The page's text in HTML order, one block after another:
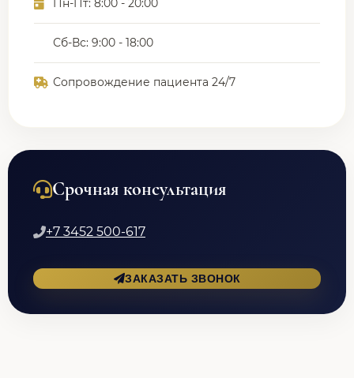
Пн-Пт: 8:00 - 20:00
Сб-Вс: 9:00 - 18:00
Сопровождение пациента 24/7
Срочная консультация
+7 3452 500-617
ЗАКАЗАТЬ ЗВОНОК